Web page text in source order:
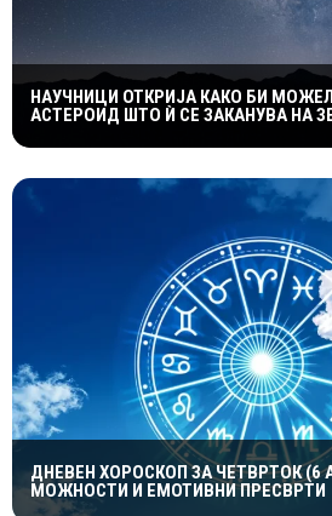
НАУЧНИЦИ ОТКРИЈА КАКО БИ
АСТЕРОИД ШТО Ѝ СЕ ЗАКАНУВА НА
ДНЕВЕН ХОРОСКОП ЗА ЧЕТВРТОК (6
МОЖНОСТИ И ЕМОТИВНИ ПРЕСВРТИ